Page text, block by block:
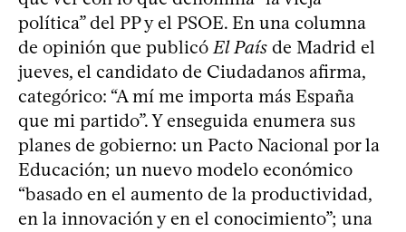
política” del PP y el PSOE. En una columna
de opinión que publicó El País de Madrid el
jueves, el candidato de Ciudadanos afirma,
categórico: “A mí me importa más España
que mi partido”. Y enseguida enumera sus
planes de gobierno: un Pacto Nacional por la
Educación; un nuevo modelo económico
“basado en el aumento de la productividad,
en la innovación y en el conocimiento”; una